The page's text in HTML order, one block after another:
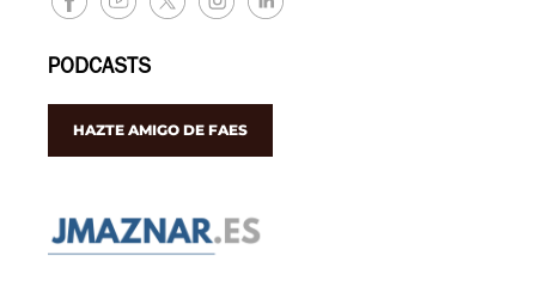
PODCASTS
HAZTE AMIGO DE FAES